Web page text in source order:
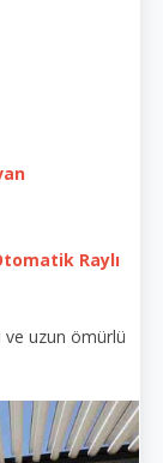
Raylı
uzun ömürlü